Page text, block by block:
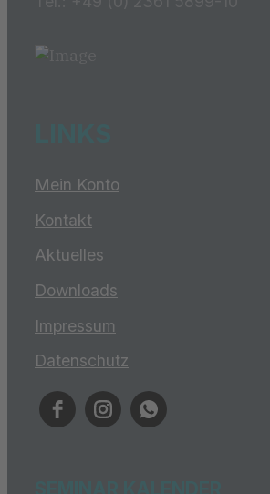
Mein Konto
Kontakt
Aktuelles
Downloads
Impressum
Datenschutz